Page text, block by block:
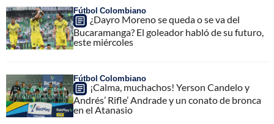
Fútbol Colombiano
¿Dayro Moreno se queda o se va del
Bucaramanga? El goleador habló de su futuro,
este miércoles
Fútbol Colombiano
¡Calma, muchachos! Yerson Candelo y
Andrés’ Rifle’ Andrade y un conato de bronca
en el Atanasio